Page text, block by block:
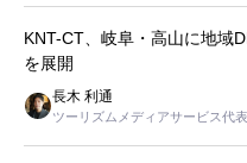
KNT-CT、岐阜・高山に地
を展開
長木 利通
ツーリズムメディアサービス代